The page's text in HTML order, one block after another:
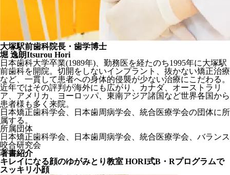
大塚駅前歯科院長・歯学博士
堀 逸朗Itsurou Hori
日本歯科大学卒業(1989年)、勤務医を経たのち1995年に大塚駅
前歯科を開院。切開をしないインプラント、抜かない矯正治療
など、一貫して患者への身体的侵襲が少ない治療にこだわる。
近年ではその評判が海外にも広がり、カナダ、オーストラリ
ア、アメリカ、ヨーロッパ、東南アジア諸国など世界各国から
患者様も多く来院。
日本矯正歯科学会、日本歯周病学会、統合医療学会の団体に所
属する。
所属団体
日本矯正歯科学会、日本歯周病学会、統合医療学会、バランス
咬合研究会
著書紹介
キレイになる顔のゆがみとり教室 HORI式B・Rプログラムで
スッキリ小顔